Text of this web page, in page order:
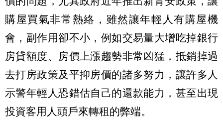
購屋買氣非常熱絡，雖然讓年輕人有購屋機
會，副作用卻不小，例如交易量大增吃掉銀行
房貸額度、房價上漲趨勢非常凶猛，抵銷掉過
去打房政策及平抑房價的諸多努力，讓許多人
示警年輕人恐錯估自己的還款能力，甚至出現
投資客用人頭戶來轉租的弊端。